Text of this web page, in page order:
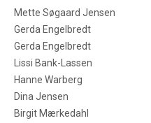
Mette Søgaard Jensen
Gerda Engelbredt
Gerda Engelbredt
Lissi Bank-Lassen
Hanne Warberg
Dina Jensen
Birgit Mærkedahl